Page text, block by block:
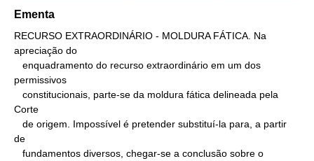
Ementa
RECURSO EXTRAORDINÁRIO - MOLDURA FÁTICA. Na
apreciação do
permissivos
Corte
de